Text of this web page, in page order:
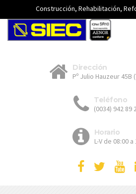
Construcción, Rehabilitación,
Dirección
Pº Julio Hauzeur 45B
Teléfono
(0034) 942 89
Horario
L-V de 08:00 a